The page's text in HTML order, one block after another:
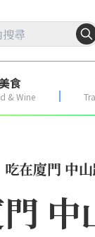
食
& Wine
吃在廈門 中